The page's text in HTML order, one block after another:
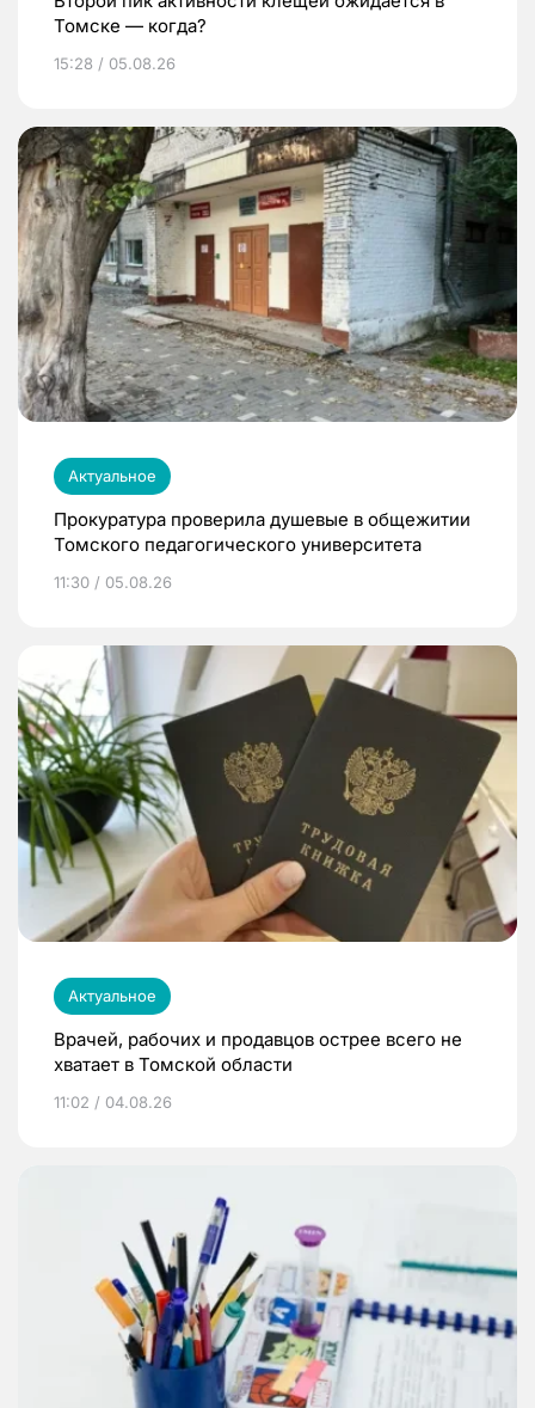
Томске — когда?
15:28 / 05.08.26
Актуальное
Прокуратура проверила душевые в общежитии
Томского педагогического университета
11:30 / 05.08.26
Актуальное
Врачей, рабочих и продавцов острее всего не
хватает в Томской области
11:02 / 04.08.26